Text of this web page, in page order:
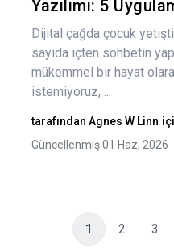
Yazılımı: 5
Dijital çağda çocuk
sayıda içten sohbetin
mükemmel bir hayat
istemiyoruz, ...
tarafından Agnes W Linn
Güncellenmiş 01 Haz, 2026
1 2 3